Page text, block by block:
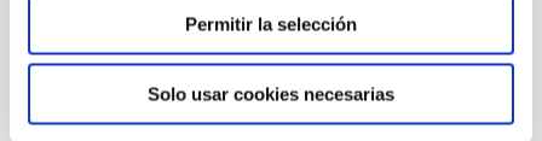
Permitir la selección
Solo usar cookies necesarias
ANNA SMITH